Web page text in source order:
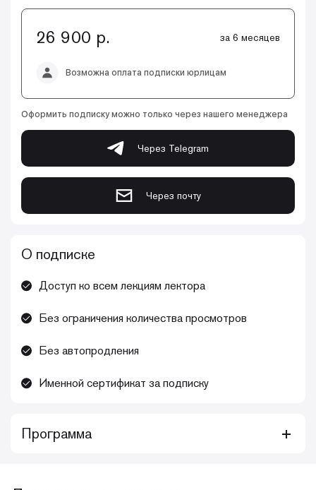
26 900 р. за 6 месяцев
Возможна оплата подписки юрлицам
Оформить подписку можно только через нашего менеджера
Через Telegram
Через почту
О подписке
Доступ ко всем лекциям лектора
Без ограничения количества просмотров
Без автопродления
Именной сертификат за подписку
Программа